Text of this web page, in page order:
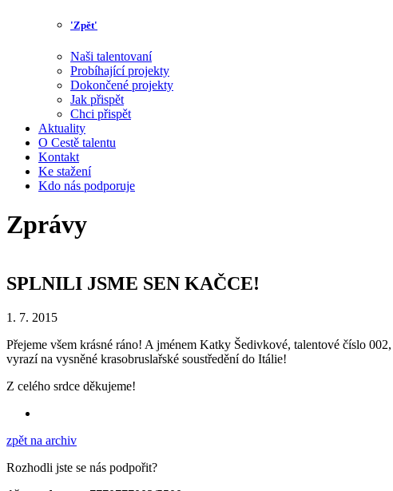
'Zpět'
Naši talentovaní
Probíhající projekty
Dokončené projekty
Jak přispět
Chci přispět
Aktuality
O Cestě talentu
Kontakt
Ke stažení
Kdo nás podporuje
Zprávy
SPLNILI JSME SEN KAČCE!
1. 7. 2015
Přejeme všem krásné ráno! A jménem Katky Šedivkové, talentové číslo
vyrazí na vysněné krasobruslařské soustředění do Itálie!
Z celého srdce děkujeme!
zpět na archiv
Rozhodli jste se nás podpořit?